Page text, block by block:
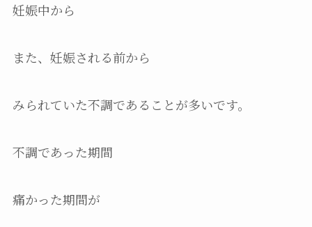
妊娠中から
また、妊娠される前から
みられていた不調であることが多いです。
不調であった期間
痛かった期間が